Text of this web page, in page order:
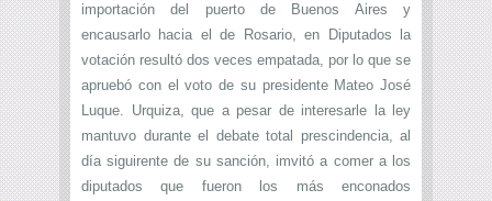
importación del puerto de Buenos Aires y
encausarlo hacia el de Rosario, en Diputados la
votación resultó dos veces empatada, por lo que se
apruebó con el voto de su presidente Mateo José
Luque. Urquiza, que a pesar de interesarle la ley
mantuvo durante el debate total prescindencia, al
día siguirente de su sanción, imvitó a comer a los
diputados que fueron los más enconados